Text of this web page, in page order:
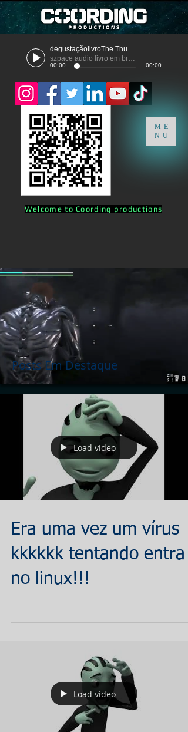
degustaçãolivroThe Thunder
szpace audio livro em breve
00:00 00:00
ME
NU
Welcome to Coording productions
Posts Em Destaque
Load video
Era uma vez um vírus
kkkkkk tentando entra
no linux!!!
Load video